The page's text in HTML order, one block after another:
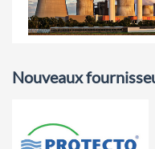
Nouveaux